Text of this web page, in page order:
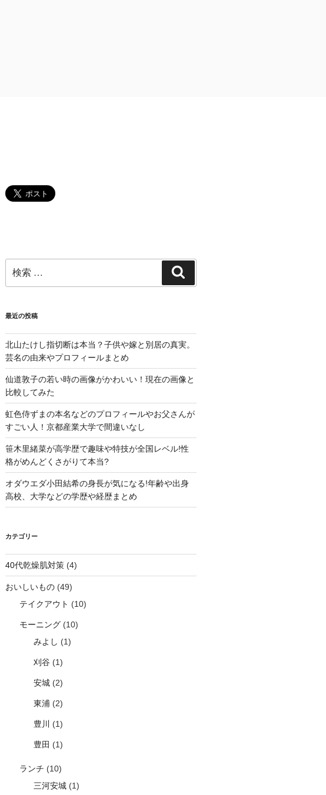
索:
索
最近の投稿
北山たけし指切断は本当？子供や嫁と別居の真実。
芸名の由来やプロフィールまとめ
仙道敦子の若い時の画像がかわいい！現在の画像と
比較してみた
虹色侍ずまの本名などのプロフィールやお父さんが
すごい人！京都産業大学で間違いなし
笹木里緒菜が高学歴で趣味や特技が全国レベル!性
格がめんどくさがりて本当?
オダウエダ小田結希の身長が気になる!年齢や出身
高校、大学などの学歴や経歴まとめ
カテゴリー
40代乾燥肌対策(4)
おいしいもの(49)
テイクアウト (10)
モーニング(10)
みよし (1)
刈谷(1)
安城(2)
東浦 (2)
豊川 (1)
豊田 (1)
ランチ (10)
三河安城(1)